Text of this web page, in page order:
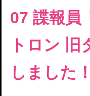
07 諜報員
トロン
しました